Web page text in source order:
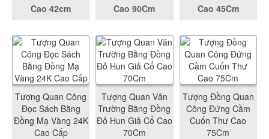
Cao 42cm
Cao 90Cm
Cao 45Cm
Tượng Quan Công
Đọc Sách Bằng
Đồng Mạ Vàng 24K
Cao Cấp
Tượng Quan Vân
Trường Bằng Đồng
Đỏ Hun Giả Cổ Cao
70Cm
Tượng Đồng Quan
Công Đứng Cầm
Cuốn Thư Cao
75Cm